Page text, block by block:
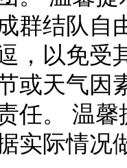
群结队自
，以免受
或天气因
任。 温
实际情况